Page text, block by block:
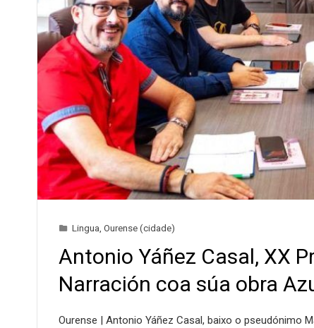
Lingua Ourense (cidade)
Antonio Yáñez Casal, XX
Narración coa súa obra
Ourense | Antonio Yáñez Casal, baixo o pseudónimo